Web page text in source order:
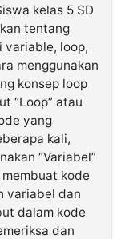
kelas 5 SD
tentang
variable, loop,
menggunakan
konsep loop
“Loop” atau
yang
kali,
“Variabel”
kode
variabel dan
dalam kode
dan